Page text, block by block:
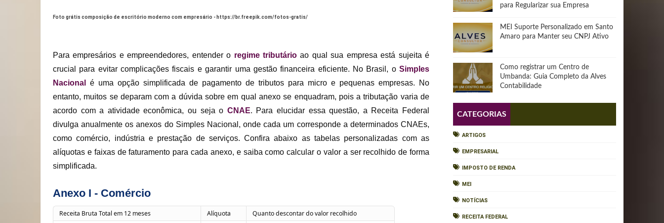
Foto grátis composição de escritório moderno com empresário - https://br.freepik.com/fotos-gratis/
Para empresários e empreendedores, entender o regime tributário ao qual sua empresa está sujeita é
crucial para evitar complicações fiscais e garantir uma gestão financeira eficiente. No Brasil, o Simples
Nacional
é uma opção simplificada de pagamento de tributos para micro e pequenas empresas. No
entanto, muitos se deparam com a dúvida sobre em qual anexo se enquadram, pois a tributação varia de
acordo com a atividade econômica, ou seja o CNAE. Para elucidar essa questão, a Receita Federal
divulga anualmente os anexos do Simples Nacional, onde cada um corresponde a determinados CNAEs,
como comércio, indústria e prestação de serviços. Confira abaixo as tabelas personalizadas com as
alíquotas e faixas de faturamento para cada anexo, e saiba como calcular o valor a ser recolhido de forma
simplificada.
Anexo I - Comércio
Receita Bruta Total em 12 meses Alíquota
Quanto descontar do valor recolhido
para Regularizar sua Empresa
MEI Suporte Personalizado em Santo
Amaro para Manter seu CNPJ Ativo
Como registrar um Centro de
Umbanda: Guia Completo da Alves
Contabilidade
CATEGORIAS
ARTIGOS
EMPRESARIAL
IMPOSTO DE RENDA
MEI
NOTÍCIAS
RECEITA FEDERAL